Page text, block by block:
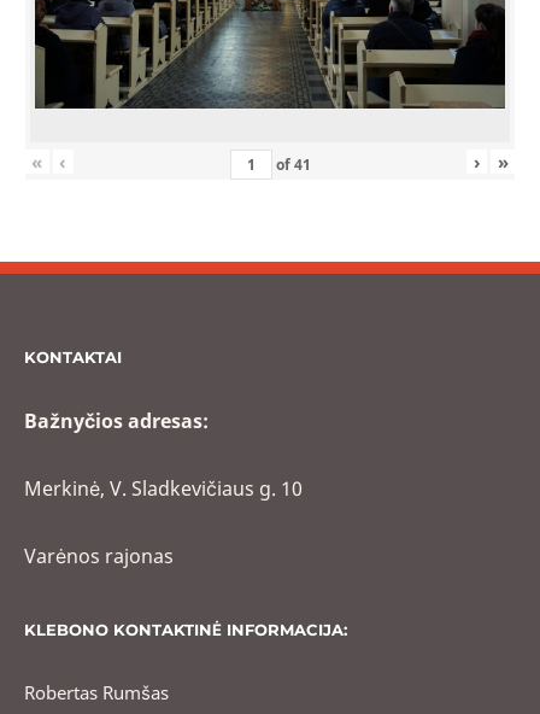
« ‹ of41 › »
KONTAKTAI
Bažnyčios adresas:
Merkinė, V. Sladkevičiaus g. 10
Varėnos rajonas
KLEBONO KONTAKTINĖ INFORMACIJA:
Robertas Rumšas